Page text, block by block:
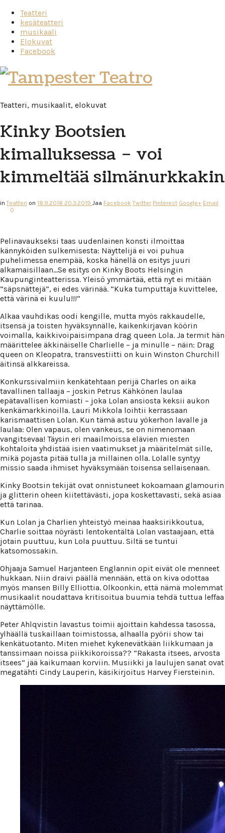
Teatteri
kesäteatteri
musikaali
Elokuvat
Facebook
Tampester
Teatro
Teatteri, musikaalit, elokuvat
Kinky Bootsien
kimalluksessa – voi
kimmeltää silmänurkkakin
inTeatteri on 18.9.2018 20.3.2019 Jaa Facebook Twitter Pinterest Google+ Email
0
Pelinavaukseksi taas uudenlainen konsti ilmoittaa
kännyköiden sulkemisesta: Näyttelijä ei voi puhua
puhelimessa enempää, koska hänellä on esitys juuri
alkamaisillaan…Se esitys on Kinky Boots Helsingin
Kaupunginteatterissa. Yleisö ymmärtää, että nyt ei mitään
”säpsnättejä”, ei edes värinää. ”Kuka tumputtaja kuvittelee,
että värinä ei kuulu!!!”
Alkaa vauhdikas oodi kengille, mutta myös rakkaudelle,
itsensä ja toisten hyväksynnälle, kaikenkirjavan köörin
voimalla, kaikkivoipaisimpana drag queen Lola. Ja termit hän
määrittelee äkkinäiselle Charlielle – ja minulle – näin: Drag
queen on Kleopatra, transvestiitti on kuin Winston Churchill
äitinsä alkkareissa.
Konkurssivalmiin kenkätehtaan perijä Charles on aika
tavallinen tallaaja – joskin Petrus Kähkönen laulaa
epätavallisen komiasti – joka Lolan ansiosta keksii aukon
kenkämarkkinoilla. Lauri Mikkola loihtii kerrassaan
karismaattisen Lolan. Kun tämä astuu yökerhon lavalle ja
laulaa: Olen vapaus, olen vankeus, se on nimenomaan
vangitsevaa! Täysin eri maailmoissa elävien miesten
kohtaloita yhdistää isien vaatimukset ja määritelmät sille,
mikä pojasta pitää tulla ja millainen olla. Lolalle syntyy
missio saada ihmiset hyväksymään toisensa sellaisenaan.
Kinky Bootsin tekijät ovat onnistuneet kokoamaan glamourin
ja glitterin oheen kiitettävästi, jopa koskettavasti, sekä asiaa
että tarinaa.
Kun Lolan ja Charlien yhteistyö meinaa haaksirikkoutua,
Charlie soittaa nöyrästi lentokentältä Lolan vastaajaan, että
jotain puuttuu, kun Lola puuttuu. Siltä se tuntui
katsomossakin.
Ohjaaja Samuel Harjanteen Englannin opit eivät ole menneet
hukkaan. Niin draivi päällä mennään, että on kiva odottaa
myös mansen Billy Elliottia. Olkoonkin, että nämä molemmat
musikaalit noudattava kritisoitua buumia tehdä tuttua leffaa
näyttämölle.
Peter Ahlqvistin lavastus toimii ajoittain kahdessa tasossa,
ylhäällä tuskaillaan toimistossa, alhaalla pyörii show tai
kenkätuotanto. Miten miehet kykenevätkään liikkumaan ja
tanssimaan noissa piikkikoroissa?? ”Rakasta itsees, arvosta
itsees” jää kaikumaan korviin. Musiikki ja laulujen sanat ovat
megatähti Cindy Lauperin, käsikirjoitus Harvey Fiersteinin.